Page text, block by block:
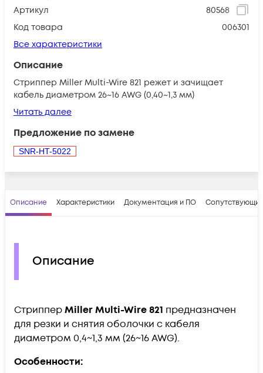
Артикул
80568
Код товара
006301
Все характеристики
Описание
Стриппер Miller Multi-Wire 821 режет и зачищает
кабель диаметром 26~16 AWG (0,40~1,3 мм)
Читать далее
Предложение по замене
SNR-HT-5022
Описание Характеристики Документация и ПО
Описание
СтрипперMiller Multi-Wire 821 предназначен
для резки и снятия оболочки с кабеля
диаметром 0,4~1,3 мм (26~16 AWG).
Особенности: